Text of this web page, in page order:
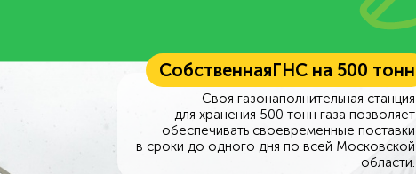
СобственнаяГНС на 500 тонн
Своя газонаполнительная станция
для хранения 500 тонн газа позволяет
обеспечивать своевременные поставки
в сроки до одного дня по всей Московской
области.